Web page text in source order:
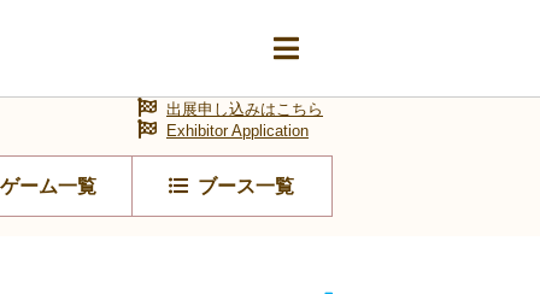
ゲーム一覧 ブース一覧
出展申し込みはこちら
Exhibitor Application